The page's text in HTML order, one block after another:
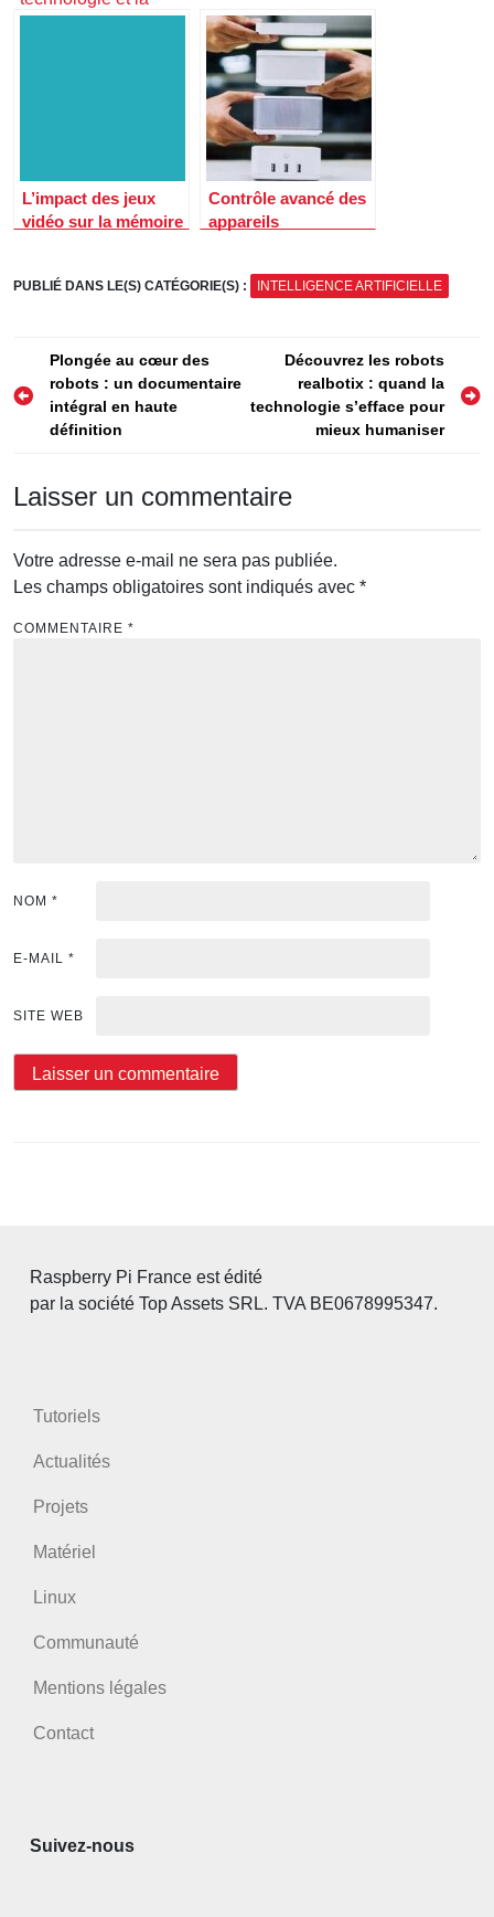
l’intelligence
musique : une
introduction à
l’utilisation d’arduino
pour créer des
ambiances
lumineuses
dynamiques
L’impact des jeux
vidéo sur la mémoire
Contrôle avancé des
appareils
révolution chez soi
PUBLIÉ DANS LE(S) CATÉGORIE(S) : INTELLIGENCE ARTIFICIELLE
Navigation
de
l’article
Plongée au cœur des
robots : un documentaire
intégral en haute
définition
Découvrez les robots
realbotix : quand la
technologie s’efface pour
mieux humaniser
Laisser un commentaire
Votre adresse e-mail ne sera pas publiée.
Les champs obligatoires sont indiqués avec *
COMMENTAIRE *
NOM *
E-MAIL *
SITE WEB
Raspberry Pi France est édité
par la société Top Assets SRL. TVA BE0678995347.
Tutoriels
Actualités
Projets
Matériel
Linux
Communauté
Mentions légales
Contact
Suivez-nous